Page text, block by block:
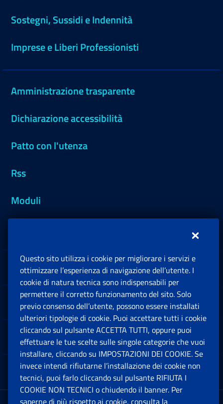
Sostegni, Sussidi e Indennità
Imprese e Liberi Professionisti
Amministrazione trasparente
Dichiarazione accessibilità
Patto con l'utenza
Rss
Moduli
Sedi e Contatti
Software
Note Legali
App mobile
Questo sito utilizza i cookie per migliorare i servizi e
ottimizzare l’esperienza di navigazione dell’utente. I
cookie di natura tecnica sono indispensabili per
permettere il corretto funzionamento del sito. Solo
previo consenso dell’utente, possono essere installati
ulteriori tipologie di cookie. Puoi accettare tutti i cookie
cliccando sul pulsante ACCETTA TUTTI, oppure puoi
effettuare le tue scelte sulle singole categorie che vuoi
installare, cliccando su IMPOSTAZIONI DEI COOKIE. Se
invece intendi rifiutarne l’installazione dei cookie non
tecnici, puoi farlo cliccando sul pulsante RIFIUTA I
COOKIE NON TECNICI o chiudendo il banner. Per
saperne di più rispetto ai cookie, consulta la